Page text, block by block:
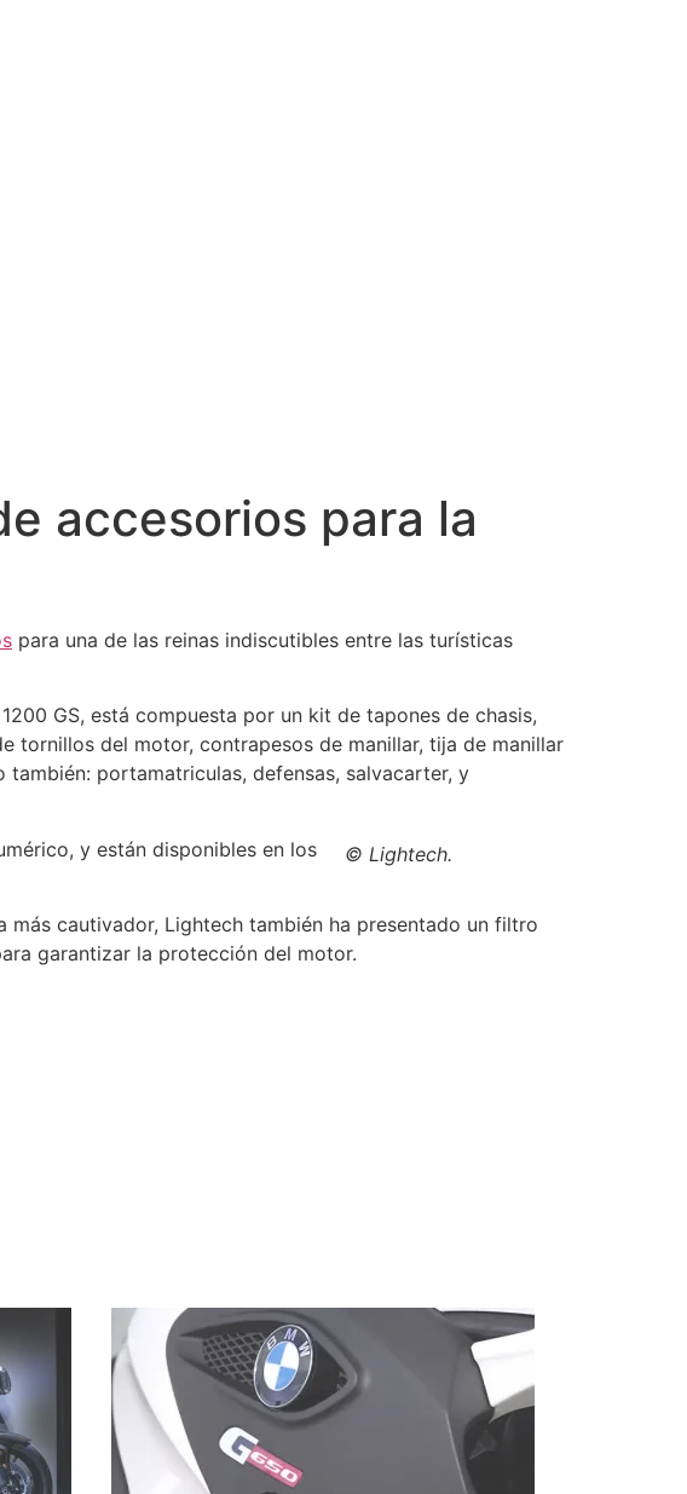
accesorios para la
para una de las reinas indiscutibles entre las turísticas
GS, está compuesta por un kit de tapones de chasis,
tornillos del motor, contrapesos de manillar, tija de manillar
portamatriculas, defensas, salvacarter, y
© Lightech.
y están disponibles en los
cautivador, Lightech también ha presentado un filtro
garantizar la protección del motor.